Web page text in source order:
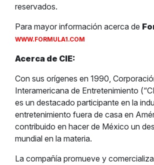
reservados.
Para mayor información acerca de
WWW.FORMULA1.COM
Acerca de CIE:
Con sus orígenes en 1990,
Interamericana de Entretenimiento
es un destacado participante en la
entretenimiento fuera de casa en
contribuido en hacer de México un
mundial en la materia.
La compañía promueve y